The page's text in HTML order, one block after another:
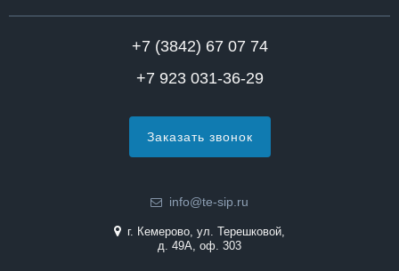
+7 (3842) 67 07 74
+7 923 031-36-29
Заказать звонок
info@te-sip.ru
г. Кемерово, ул. Терешковой,
д. 49А, оф. 303